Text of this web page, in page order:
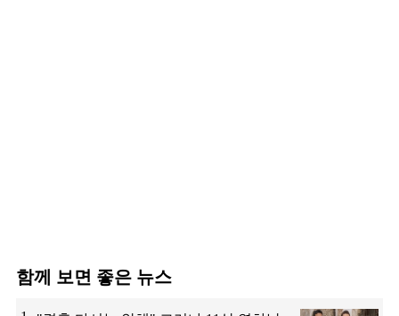
함께 보면 좋은 뉴스